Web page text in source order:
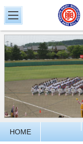
HOME